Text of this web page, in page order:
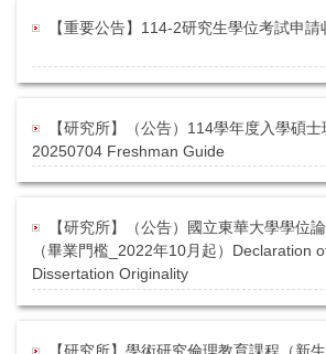
【重要公告】114-2研究生學位考試申
【研究所】（公告）114學年度入學碩
20250704 Freshman Guide
【研究所】（公告）國立東華大學學位
（畢業門檻_2022年10月起）Declaration
Dissertation Originality